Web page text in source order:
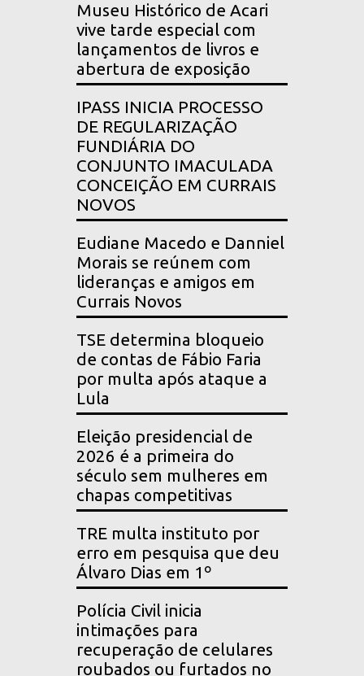
Museu Histórico de Acari
vive tarde especial com
lançamentos de livros e
abertura de exposição
IPASS INICIA PROCESSO
DE REGULARIZAÇÃO
FUNDIÁRIA DO
CONJUNTO IMACULADA
CONCEIÇÃO EM CURRAIS
NOVOS
Eudiane Macedo e Danniel
Morais se reúnem com
lideranças e amigos em
Currais Novos
TSE determina bloqueio
de contas de Fábio Faria
por multa após ataque a
Lula
Eleição presidencial de
2026 é a primeira do
século sem mulheres em
chapas competitivas
TRE multa instituto por
erro em pesquisa que deu
Álvaro Dias em 1º
Polícia Civil inicia
intimações para
recuperação de celulares
roubados ou furtados no